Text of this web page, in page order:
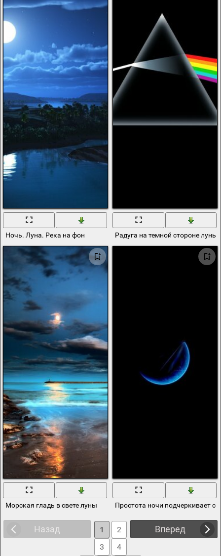
Ночь. Луна. Река на фон Радуга на темной стороне луны
Морская гладь в свете луны Простота ночи подчеркивает
Назад Вперед
1
2
3
4